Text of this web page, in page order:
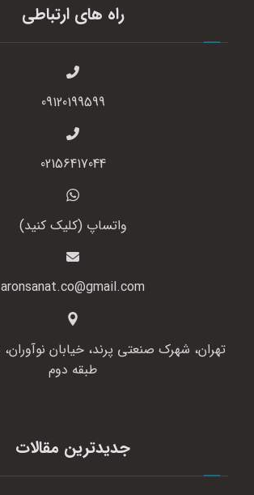
راه های ارتباطی
09120199599
02156417044
واتساپ (کلیک کنید)
aronsanat.co@gmail.com
طبقه دوم
جدیدترین مقالات